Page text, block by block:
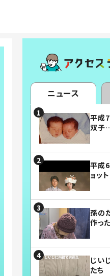
ニュース
平成
双子
平成
ョッ
孫の
作っ
じい
たち